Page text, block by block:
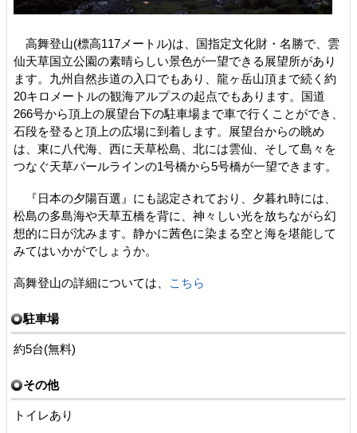
高舞登山(標高117メートル)は、国指定文化財・名勝で、雲
仙天草国立公園の素晴らしい景色が一望できる展望所があり
ます。九州自然歩道の入口でもあり、龍ヶ岳山頂まで続く約
20キロメートルの観海アルプスの起点でもあります。国道
266号から頂上の展望台下の駐車場まで車で行くことができ、
石段を登ると頂上の広場に到着します。展望台からの眺め
は、東に八代海、西に天草松島、北には雲仙、そして島々を
つなぐ天草パールラインの1号橋から5号橋が一望できます。
『日本の夕陽百選』にも認定されており、夕暮れ時には、
松島の多島海や天草五橋を背に、神々しい光を放ちながら幻
想的に日が沈みます。静かに茜色に染まる空と海を堪能して
みてはいかがでしょうか。
高舞登山の詳細については、 こちら
駐車場
約5台(無料)
その他
トイレあり